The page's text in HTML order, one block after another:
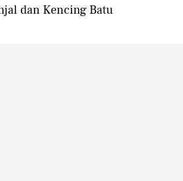
dan Kencing Batu